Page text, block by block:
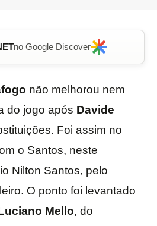
no Google Discover
não melhorou nem
do jogo após Davide
Foi assim no
o Santos, neste
Nilton Santos, pelo
O ponto foi levantado
Mello, do